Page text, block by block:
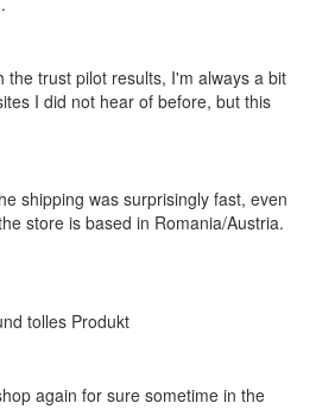
the trust pilot results, I'm always a bit
I did not hear of before, but this
shipping was surprisingly fast, even
store is based in Romania/Austria.
tolles Produkt
again for sure sometime in the